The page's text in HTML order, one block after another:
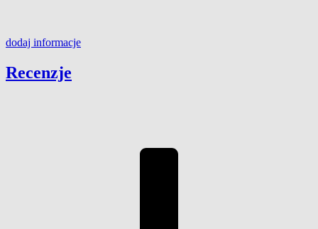
dodaj informacje
Recenzje